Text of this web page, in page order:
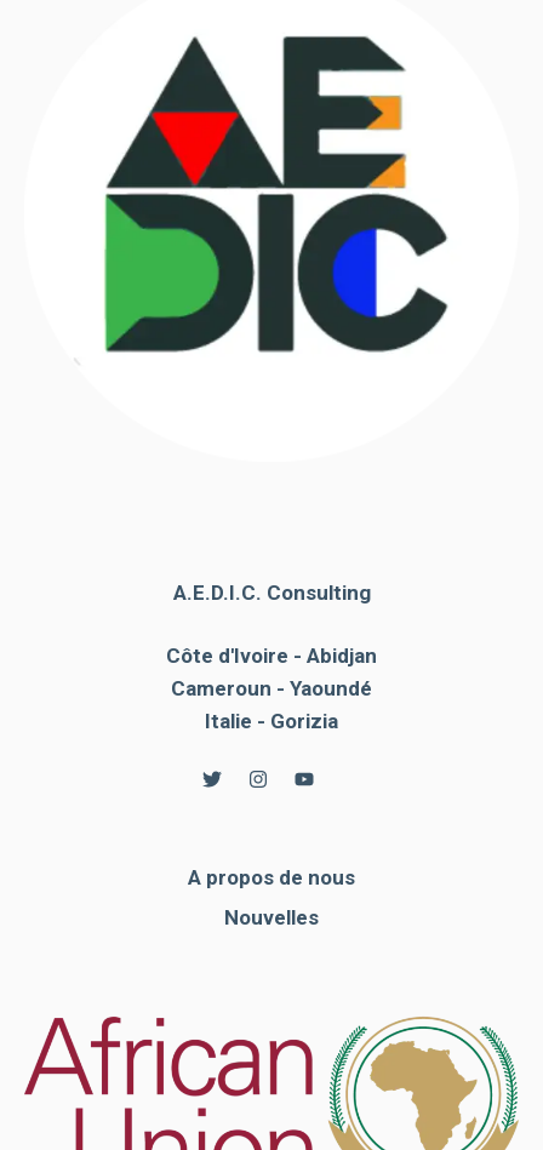
A.E.D.I.C. Consulting
Côte d'Ivoire - Abidjan
Cameroun - Yaoundé
Italie - Gorizia
A propos de nous
Nouvelles